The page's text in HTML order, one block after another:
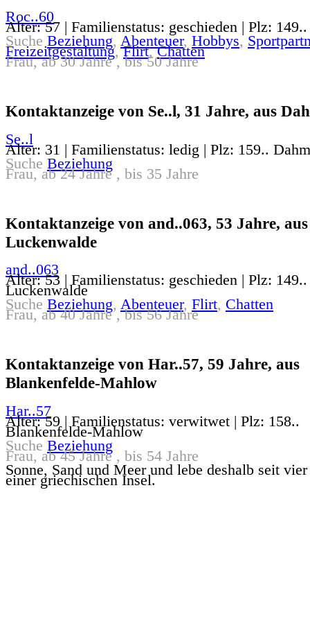
Roc..60
Alter: 57 | Familienstatus: geschieden | Plz: 149..
Suche Beziehung, Abenteuer, Hobbys,
Freizeitgestaltung,Flirt,Chatten
Frau, ab 30 Jahre , bis 50 Jahre
Kontaktanzeige von Se..l, 31 Jahre, aus
Se..l
Alter: 31 | Familienstatus: ledig | Plz: 159..
Suche Beziehung
Frau, ab 24 Jahre , bis 35 Jahre
Kontaktanzeige von and..063, 53 Jahre, aus
Luckenwalde
and..063
Alter: 53 | Familienstatus: geschieden | Plz: 149..
Luckenwalde
Suche Beziehung, Abenteuer, Flirt, Chatten
Frau, ab 40 Jahre , bis 56 Jahre
Kontaktanzeige von Har..57, 59 Jahre, aus
Blankenfelde-Mahlow
Har..57
Alter: 59 | Familienstatus: verwitwet | Plz: 158..
Blankenfelde-Mahlow
Suche Beziehung
Frau, ab 45 Jahre , bis 54 Jahre
Sonne, Sand und Meer und lebe deshalb seit
einer griechischen Insel.